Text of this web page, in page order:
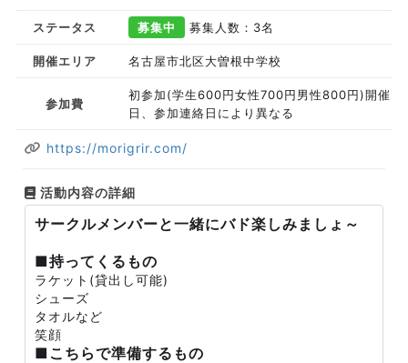
ステータス 募集中 募集人数：3名
開催エリア 名古屋市北区大曽根中学校
参加費
初参加(学生600円女性700円男性800円)開催
日、参加連絡日により異なる
https://morigrir.com/
活動内容の詳細
サークルメンバーと一緒にバド楽しみましょ～
■持ってくるもの
ラケット(貸出し可能)
シューズ
タオルなど
笑顔
■こちらで準備するもの